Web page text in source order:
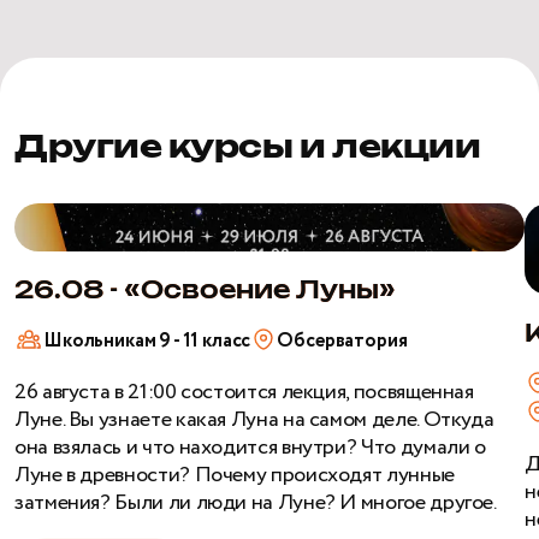
Другие курсы и лекции
26.08
-
Луны»
26.08 - «Освоение Луны»
Школьникам 9 - 11 класс Обсерватория
26 августа в 21:00 состоится лекция, посвященная
Луне. Вы узнаете какая Луна на самом деле. Откуда
она взялась и что находится внутри? Что думали о
Луне в древности? Почему происходят лунные
затмения? Были ли люди на Луне? И многое другое.